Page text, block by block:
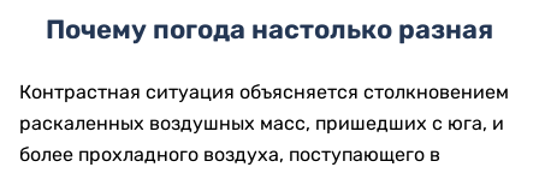
Почему погода настолько разная
Контрастная ситуация объясняется столкновением
раскаленных воздушных масс, пришедших с юга, и
более прохладного воздуха, поступающего в